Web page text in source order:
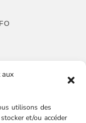
utilisons des
et/ou accéder